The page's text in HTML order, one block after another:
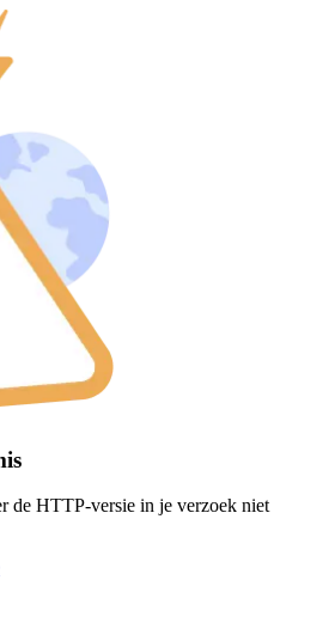
de HTTP-versie in je verzoek niet